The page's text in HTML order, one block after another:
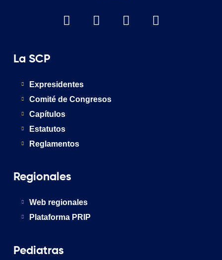
La SCP
Expresidentes
Comité de Congresos
Capítulos
Estatutos
Reglamentos
Regionales
Web regionales
Plataforma PRIP
Pediatras